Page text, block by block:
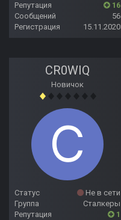
Репутация
16
Сообщений
56
Регистрация
15.11.2020
CR0WIQ
Новичок
Статус
Не в сети
Группа
Сталкеры
Репутация
1